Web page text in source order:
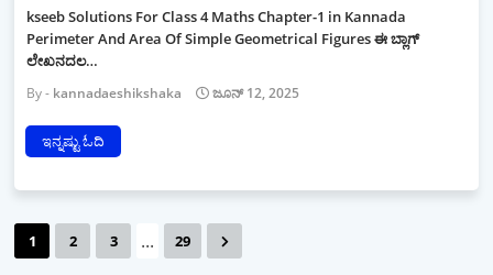
kseeb Solutions For Class 4 Maths Chapter-1 in Kannada
Perimeter And Area Of Simple Geometrical Figures ಈ ಬ್ಲಾಗ್
ಲೇಖನದಲ…
kannadaeshikshaka ಜೂನ್ 12, 2025
ಇನ್ನಷ್ಟು ಓದಿ
1 2 3 ... 29